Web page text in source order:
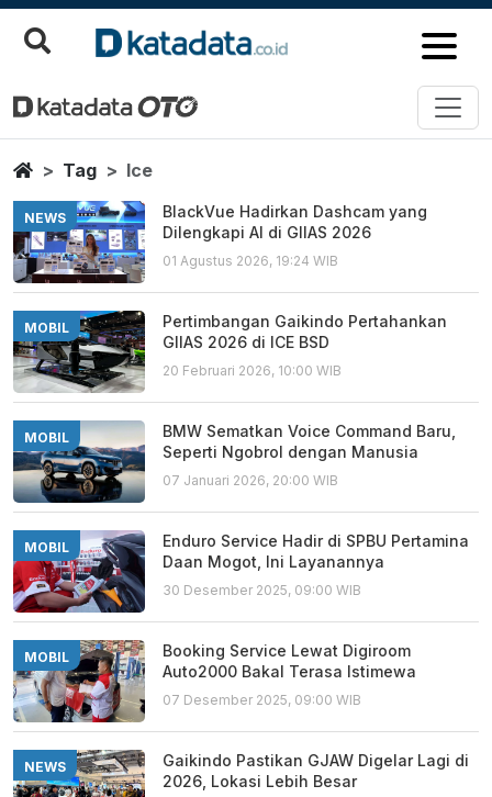
Ice
Berita Terbaru
HomeTag Ice
NEWS
BlackVue Hadirkan Dashcam yang
Dilengkapi AI di GIIAS 2026
01 Agustus 2026, 19:24 WIB
MOBIL
Pertimbangan Gaikindo Pertahankan
GIIAS 2026 di ICE BSD
20 Februari 2026, 10:00 WIB
MOBIL
BMW Sematkan Voice Command Baru,
Seperti Ngobrol dengan Manusia
07 Januari 2026, 20:00 WIB
MOBIL
Enduro Service Hadir di SPBU Pertamina
Daan Mogot, Ini Layanannya
30 Desember 2025, 09:00 WIB
MOBIL
Booking Service Lewat Digiroom
Auto2000 Bakal Terasa Istimewa
07 Desember 2025, 09:00 WIB
NEWS
Gaikindo Pastikan GJAW Digelar Lagi di
2026, Lokasi Lebih Besar